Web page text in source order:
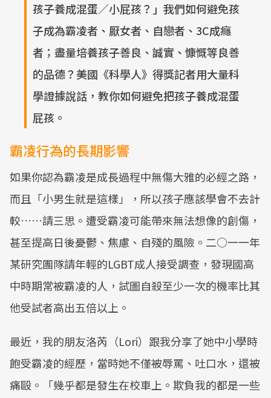
孩子養成混蛋／小屁孩？」我們如何避免孩
子成為霸凌者、厭女者、自戀者、3C成癮
者；盡量培養孩子善良、誠實、慷慨等良善
的品德？美國《科學人》得獎記者用大量科
學證據說話，教你如何避免把孩子養成混蛋
屁孩。
霸凌行為的長期影響
如果你認為霸凌是成長過程中無傷大雅的必經之路，
而且「小男生就是這樣」，所以孩子應該學會不去計
較……請三思。遭受霸凌可能帶來無法想像的創傷，
甚至提高日後憂鬱、焦慮、自殘的風險。二○一一年
某研究團隊請年輕的LGBT成人接受調查，發現國高
中時期常被霸凌的人，試圖自殺至少一次的機率比其
他受試者高出五倍以上。
最近，我的朋友洛芮（Lori）跟我分享了她中小學時
飽受霸凌的經歷，當時她不僅被辱罵、吐口水，還被
痛毆。「幾乎都是發生在校車上。欺負我的都是一些